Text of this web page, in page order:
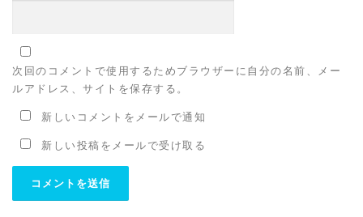
次回のコメントで使用するためブラウザーに自分の名前、メー
ルアドレス、サイトを保存する。
新しいコメントをメールで通知
新しい投稿をメールで受け取る